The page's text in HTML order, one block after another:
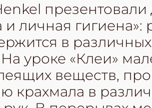
и личная гигиена»:
в
уроке «Клеи»
веществ,
крахмала в